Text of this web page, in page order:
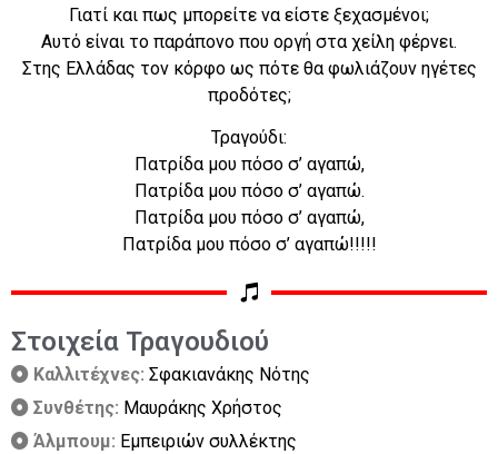
Γιατί και πως μπορείτε να είστε ξεχασμένοι;
Αυτό είναι το παράπονο που οργή στα χείλη φέρνει.
Στης Ελλάδας τον κόρφο ως πότε θα φωλιάζουν ηγέτες
προδότες;
Τραγούδι:
Πατρίδα μου πόσο σ’ αγαπώ,
Πατρίδα μου πόσο σ’ αγαπώ.
Πατρίδα μου πόσο σ’ αγαπώ,
Πατρίδα μου πόσο σ’ αγαπώ!!!!!
Στοιχεία Τραγουδιού
Καλλιτέχνες: Σφακιανάκης Νότης
Συνθέτης: Μαυράκης Χρήστος
Άλμπουμ: Εμπειριών συλλέκτης